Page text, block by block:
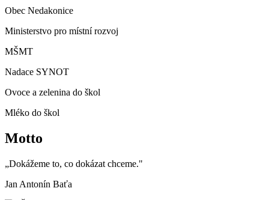
Obec Nedakonice
Ministerstvo pro místní rozvoj
MŠMT
Nadace SYNOT
Ovoce a zelenina do škol
Mléko do škol
Motto
„Dokážeme to, co dokázat chceme."
Jan Antonín Baťa